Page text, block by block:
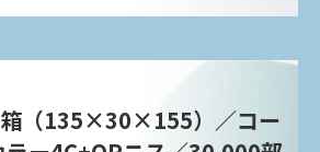
箱（135×30×155）／コー